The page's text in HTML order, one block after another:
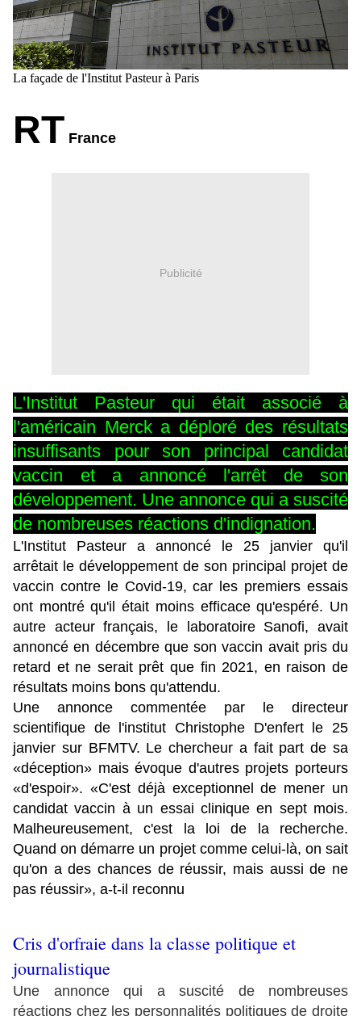
La façade de l'Institut Pasteur à Paris
RT France
Publicité
L'Institut Pasteur qui était associé à
l'américain Merck a déploré des résultats
insuffisants pour son principal candidat
vaccin et a annoncé l'arrêt de son
développement. Une annonce qui a suscité
de nombreuses réactions d'indignation.
L'Institut Pasteur a annoncé le 25 janvier qu'il
arrêtait le développement de son principal projet de
vaccin contre le Covid-19, car les premiers essais
ont montré qu'il était moins efficace qu'espéré. Un
autre acteur français, le laboratoire Sanofi, avait
annoncé en décembre que son vaccin avait pris du
retard et ne serait prêt que fin 2021, en raison de
résultats moins bons qu'attendu.
Une annonce commentée par le directeur
scientifique de l'institut Christophe D'enfert le 25
janvier sur BFMTV. Le chercheur a fait part de sa
«déception» mais évoque d'autres projets porteurs
«d'espoir». «C'est déjà exceptionnel de mener un
candidat vaccin à un essai clinique en sept mois.
Malheureusement, c'est la loi de la recherche.
Quand on démarre un projet comme celui-là, on sait
qu'on a des chances de réussir, mais aussi de ne
pas réussir», a-t-il reconnu
Cris d'orfraie dans la classe politique et
journalistique
Une annonce qui a suscité de nombreuses
réactions chez les personnalités politiques de droite